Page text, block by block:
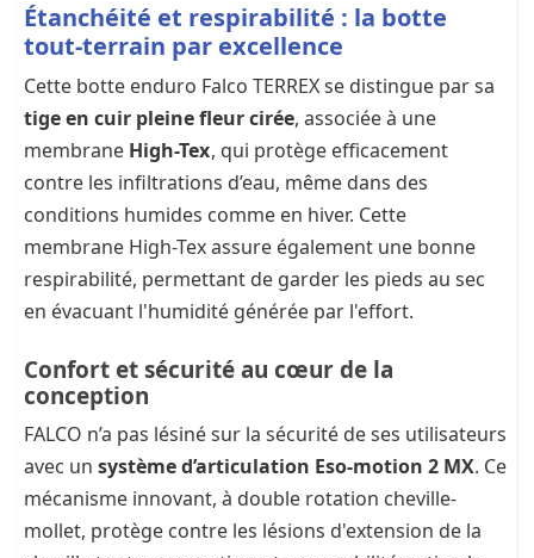
Étanchéité et respirabilité : la botte
tout-terrain par excellence
Cette botte enduro Falco TERREX se distingue par sa
tige en cuir pleine fleur cirée, associée à une
membrane High-Tex, qui protège efficacement
contre les infiltrations d’eau, même dans des
conditions humides comme en hiver. Cette
membrane High-Tex assure également une bonne
respirabilité, permettant de garder les pieds au sec
en évacuant l'humidité générée par l'effort.
Confort et sécurité au cœur de la
conception
FALCO n’a pas lésiné sur la sécurité de ses utilisateurs
avec un système d’articulation Eso-motion 2 MX. Ce
mécanisme innovant, à double rotation cheville-
mollet, protège contre les lésions d'extension de la